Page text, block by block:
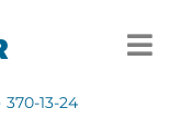
13-24